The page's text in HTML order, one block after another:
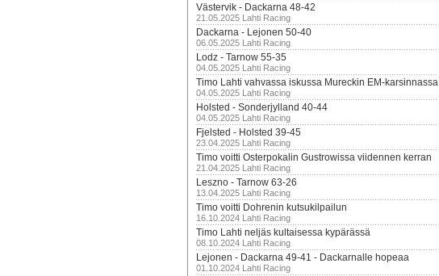
Västervik - Dackarna 48-42
21.05.2025 Lahti Racing
Dackarna - Lejonen 50-40
06.05.2025 Lahti Racing
Lodz - Tarnow 55-35
04.05.2025 Lahti Racing
Timo Lahti vahvassa iskussa Mureckin EM-karsinnassa
04.05.2025 Lahti Racing
Holsted - Sonderjylland 40-44
04.05.2025 Lahti Racing
Fjelsted - Holsted 39-45
23.04.2025 Lahti Racing
Timo voitti Osterpokalin Gustrowissa viidennen kerran
21.04.2025 Lahti Racing
Leszno - Tarnow 63-26
13.04.2025 Lahti Racing
Timo voitti Dohrenin kutsukilpailun
16.10.2024 Lahti Racing
Timo Lahti neljäs kultaisessa kypärässä
08.10.2024 Lahti Racing
Lejonen - Dackarna 49-41 - Dackarnalle hopeaa
01.10.2024 Lahti Racing